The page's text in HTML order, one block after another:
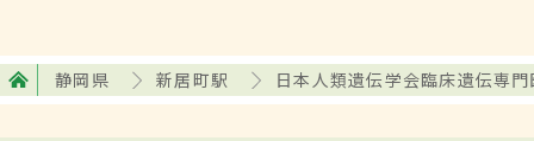
静岡県 新居町駅 日本人類遺伝学会臨床遺伝専門